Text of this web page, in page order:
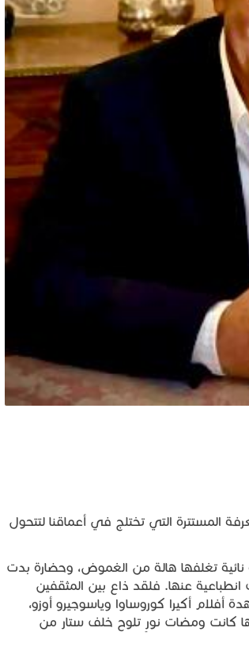
المستترة التي تختلج في أعماقنا لتتحول
تغلفها هالة من الغموض، وحضارة بدت
عنها. فلقد ذاع بين المثقفين
أفلام أكيرا كوروساوا وياسوجيرو أوزو،
كانت ومضات نورٍ تلوح خلف ستار من